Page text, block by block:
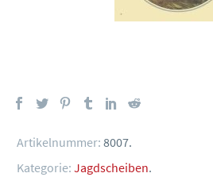
Artikelnummer: 8007.
Kategorie: Jagdscheiben.